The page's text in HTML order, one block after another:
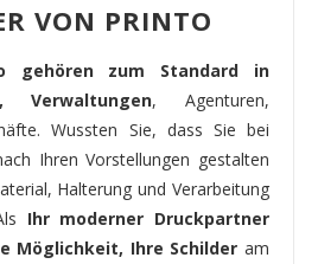
VON PRINTO
gehören zum Standard in
Verwaltungen, Agenturen,
Wussten Sie, dass Sie bei
Ihren Vorstellungen gestalten
Halterung und Verarbeitung
Ihr moderner Druckpartner
Möglichkeit, Ihre Schilder am